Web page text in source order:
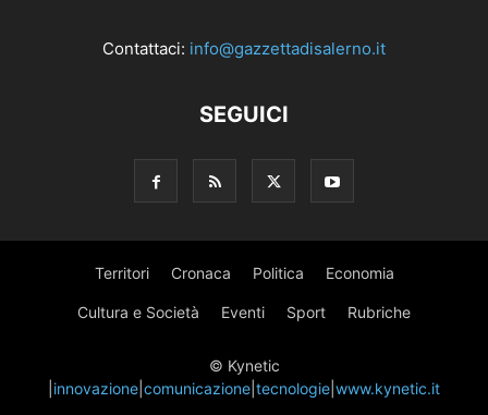
Contattaci: info@gazzettadisalerno.it
SEGUICI
Territori Cronaca Politica Economia
Cultura e Società Eventi Sport Rubriche
© Kynetic
innovazione comunicazione tecnologie www.kynetic.it